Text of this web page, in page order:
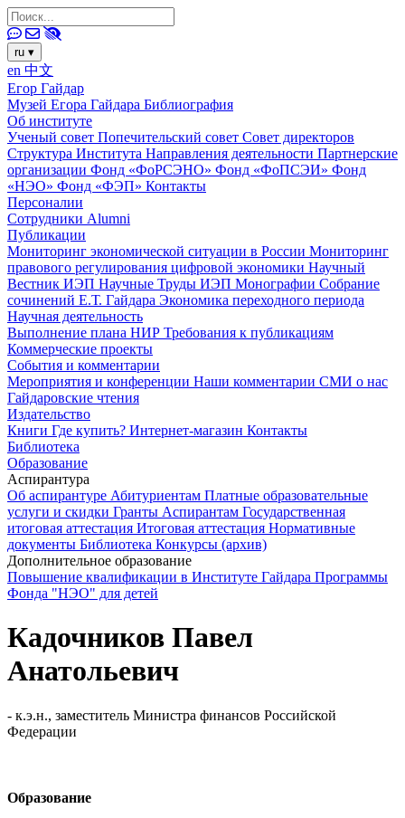
ru ▾
en 中文
Егор Гайдар
Музей Егора Гайдара Библиография
Об институте
Ученый совет Попечительский совет Совет директоров
Структура Института Направления деятельности Партнерские
организации Фонд «ФоРСЭНО» Фонд «ФоПСЭИ» Фонд
«НЭО» Фонд «ФЭП» Контакты
Персоналии
Сотрудники Alumni
Публикации
Мониторинг экономической ситуации в России Мониторинг
правового регулирования цифровой экономики Научный
Вестник ИЭП Научные Труды ИЭП Монографии Собрание
сочинений Е.Т. Гайдара Экономика переходного периода
Научная деятельность
Выполнение плана НИР Требования к публикациям
Коммерческие проекты
События и комментарии
Мероприятия и конференции Наши комментарии СМИ о нас
Гайдаровские чтения
Издательство
Книги Где купить? Интернет-магазин Контакты
Библиотека
Образование
Аспирантура
Об аспирантуре Абитуриентам Платные образовательные
услуги и скидки Гранты Аспирантам Государственная
итоговая аттестация Итоговая аттестация Нормативные
документы Библиотека Конкурсы (архив)
Дополнительное образование
Повышение квалификации в Институте Гайдара Программы
Фонда "НЭО" для детей
Кадочников Павел
Анатольевич
- к.э.н., заместитель Министра финансов Российской
Федерации
Образование